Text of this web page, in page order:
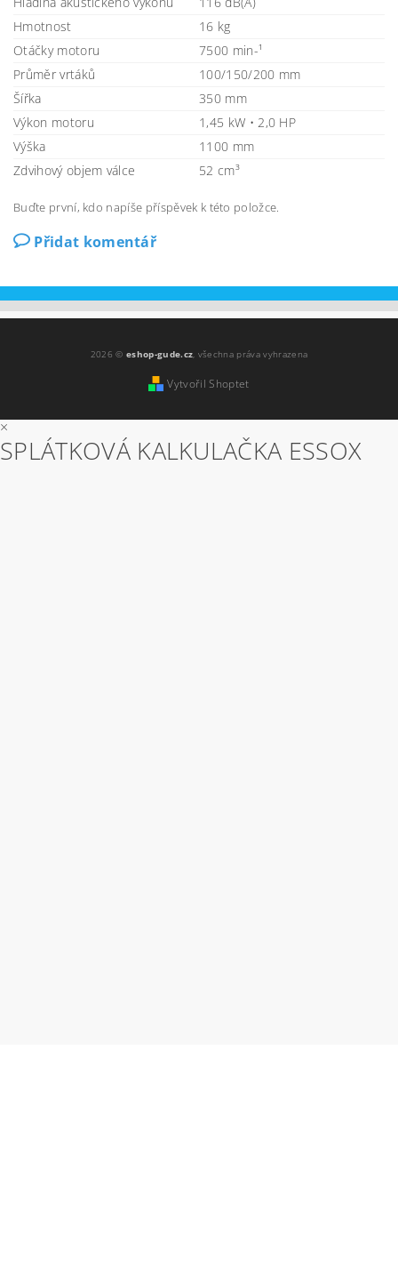
Hmotnost
16 kg
Otáčky motoru
7500 min-¹
Průměr vrtáků
100/150/200 mm
Šířka
350 mm
Výkon motoru
1,45 kW • 2,0 HP
Výška
1100 mm
Zdvihový objem válce
52 cm³
Buďte první, kdo napíše příspěvek k této položce.
Přidat komentář
2026 ©eshop-gude.cz, všechna práva vyhrazena
Vytvořil Shoptet
×
SPLÁTKOVÁ KALKULAČKA ESSOX